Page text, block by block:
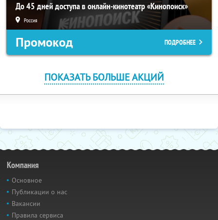
До 45 дней доступа в онлайн-кинотеатр «Кинопоиск»
Россия
Промокод ПОДРОБНЕЕ
ПОКАЗАТЬ БОЛЬШЕ АКЦИЙ
Компания
Основное
Публикации о нас
Вакансии
Правила сервиса